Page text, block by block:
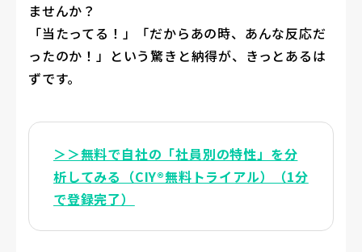
ませんか？
「当たってる！」「だからあの時、あんな反応だ
ったのか！」という驚きと納得が、きっとあるは
ずです。
＞＞無料で自社の「社員別の特性」を分
析してみる（CIY®無料トライアル）（1分
で登録完了）